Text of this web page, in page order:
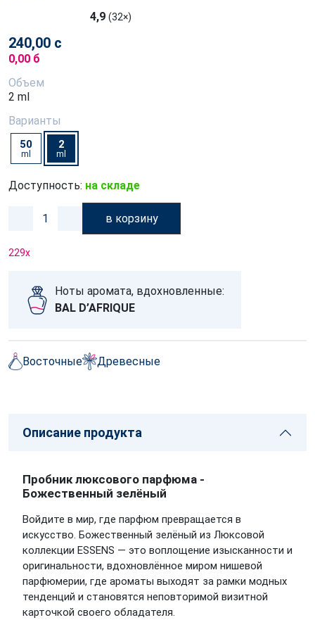
4,9 (32×)
240,00 с
0,00 б
Объем
2 ml
Варианты
50
ml
2
ml
Доступность: на складе
в корзину
229x
Ноты аромата, вдохновленные:
BAL D’AFRIQUE
Восточные Древесные
Описание продукта
Пробник люксового парфюма -
Божественный зелёный
Войдите в мир, где парфюм превращается в
искусство. Божественный зелёный из Люксовой
коллекции ESSENS — это воплощение изысканности и
оригинальности, вдохновлённое миром нишевой
парфюмерии, где ароматы выходят за рамки модных
тенденций и становятся неповторимой визитной
карточкой своего обладателя.